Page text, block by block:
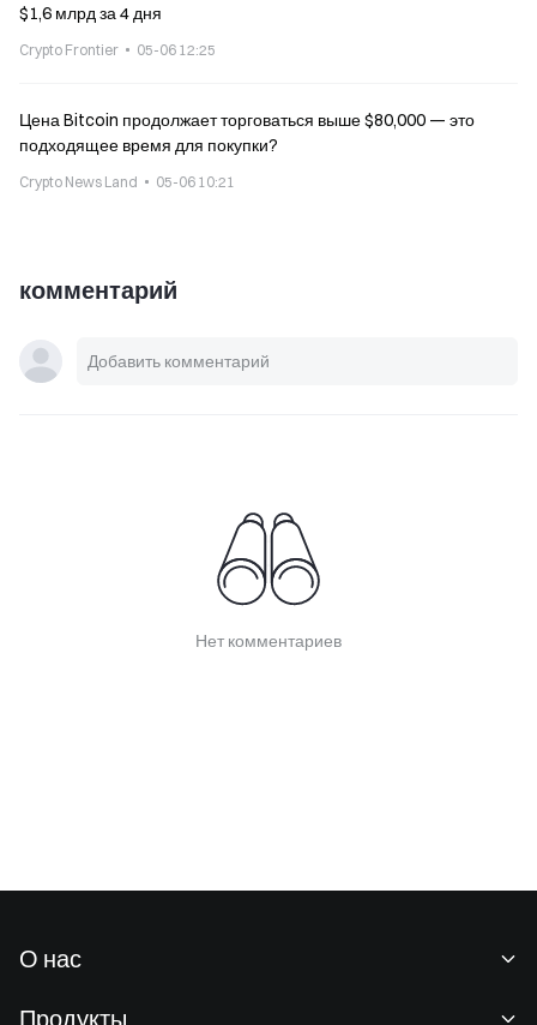
$1,6 млрд за 4 дня
Crypto Frontier 05-06 12:25
Цена Bitcoin продолжает торговаться выше $80,000 — это
подходящее время для покупки?
Crypto News Land 05-06 10:21
комментарий
Нет комментариев
О нас
Продукты